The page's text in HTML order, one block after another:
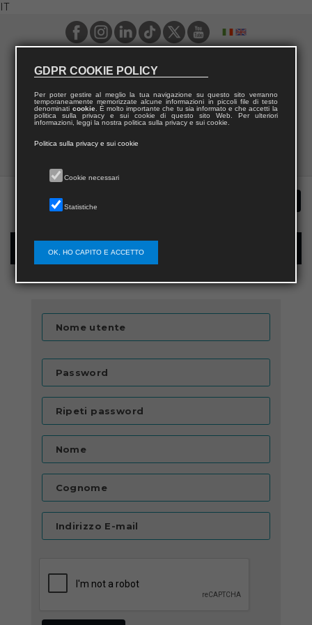
IT
Registrazione nuovo utente per acquisti sul sito
Nome utente
Password
Ripeti password
Nome
Cognome
Indirizzo E-mail
GDPR COOKIE POLICY
Per poter gestire al meglio la tua navigazione su questo sito verranno
temporaneamente memorizzate alcune informazioni in piccoli file di testo
denominati cookie. È molto importante che tu sia informato e che accetti la
politica sulla privacy e sui cookie di questo sito Web. Per ulteriori
informazioni, leggi la nostra politica sulla privacy e sui cookie.
Politica sulla privacy e sui cookie
Cookie necessari
Statistiche
OK, HO CAPITO E ACCETTO